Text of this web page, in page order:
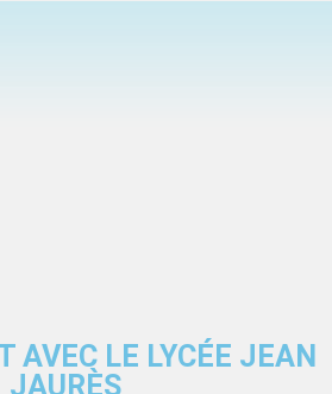
AVEC LE LYCÉE JEAN
JAURÈS